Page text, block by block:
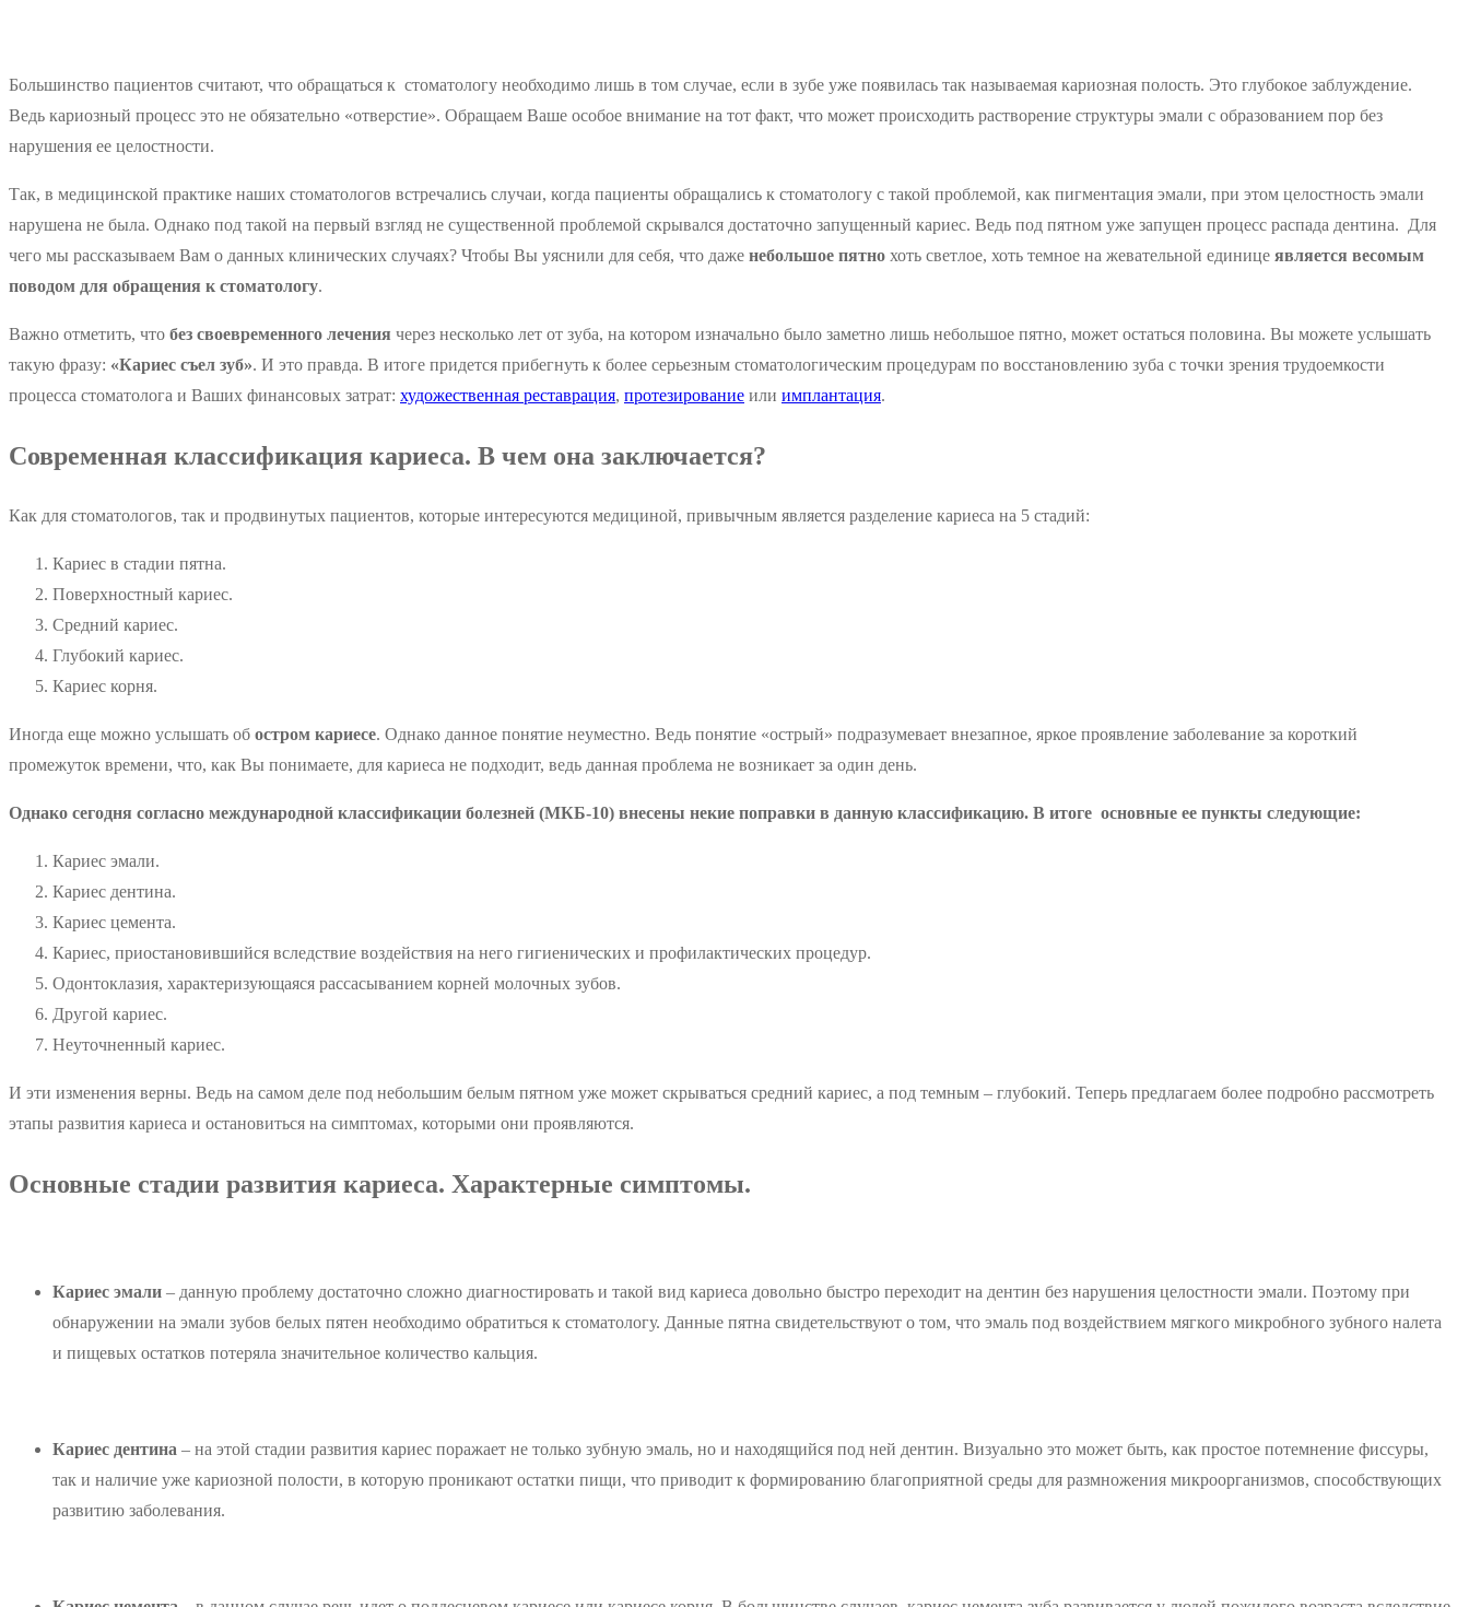
Большинство пациентов считают, что обращаться к стоматологу необходимо лишь в том случае, если в зубе уже появилась так называемая кариозная полость. Это глубокое заблуждение.
Ведь кариозный процесс это не обязательно «отверстие». Обращаем Ваше особое внимание на тот факт, что может происходить растворение структуры эмали с образованием пор без
нарушения ее целостности.
Так, в медицинской практике наших стоматологов встречались случаи, когда пациенты обращались к стоматологу с такой проблемой, как пигментация эмали, при этом целостность эмали
нарушена не была. Однако под такой на первый взгляд не существенной проблемой скрывался достаточно запущенный кариес. Ведь под пятном уже запущен процесс распада дентина. Для
чего мы рассказываем Вам о данных клинических случаях? Чтобы Вы уяснили для себя, что даже небольшое пятно хоть светлое, хоть темное на жевательной единице является весомым
поводом для обращения к стоматологу.
Важно отметить, что без своевременного лечения через несколько лет от зуба, на котором изначально было заметно лишь небольшое пятно, может остаться половина. Вы можете услышать
такую фразу: «Кариес съел зуб». И это правда. В итоге придется прибегнуть к более серьезным стоматологическим процедурам по восстановлению зуба с точки зрения трудоемкости
процесса стоматолога и Ваших финансовых затрат: художественная реставрация, протезирование или имплантация.
Современная классификация кариеса. В чем она заключается?
Как для стоматологов, так и продвинутых пациентов, которые интересуются медициной, привычным является разделение кариеса на 5 стадий:
Кариес в стадии пятна.
Поверхностный кариес.
Средний кариес.
Глубокий кариес.
Кариес корня.
Иногда еще можно услышать об остром кариесе. Однако данное понятие неуместно. Ведь понятие «острый» подразумевает внезапное, яркое проявление заболевание за короткий
промежуток времени, что, как Вы понимаете, для кариеса не подходит, ведь данная проблема не возникает за один день.
Однако сегодня согласно международной классификации болезней (МКБ-10) внесены некие поправки в данную классификацию. В итоге основные ее пункты следующие:
Кариес эмали.
Кариес дентина.
Кариес цемента.
Кариес, приостановившийся вследствие воздействия на него гигиенических и профилактических процедур.
Одонтоклазия, характеризующаяся рассасыванием корней молочных зубов.
Другой кариес.
Неуточненный кариес.
И эти изменения верны. Ведь на самом деле под небольшим белым пятном уже может скрываться средний кариес, а под темным – глубокий. Теперь предлагаем более подробно рассмотреть
этапы развития кариеса и остановиться на симптомах, которыми они проявляются.
Основные стадии развития кариеса. Характерные симптомы.
Кариес эмали – данную проблему достаточно сложно диагностировать и такой вид кариеса довольно быстро переходит на дентин без нарушения целостности эмали. Поэтому при
обнаружении на эмали зубов белых пятен необходимо обратиться к стоматологу. Данные пятна свидетельствуют о том, что эмаль под воздействием мягкого микробного зубного налета
и пищевых остатков потеряла значительное количество кальция.
Кариес дентина – на этой стадии развития кариес поражает не только зубную эмаль, но и находящийся под ней дентин. Визуально это может быть, как простое потемнение фиссуры,
так и наличие уже кариозной полости, в которую проникают остатки пищи, что приводит к формированию благоприятной среды для размножения микроорганизмов, способствующих
развитию заболевания.